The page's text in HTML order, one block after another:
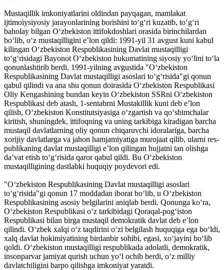
Mustaqillik imkoniyatlarini oldindan payqagan, mamlakat
ijtimoiysiyosiy jarayonlarining borishini toʻgʻri kuzatib, toʻgʻri
baholay bilgan Oʻzbekiston ittifokdoshlari orasida birinchilardan
boʻlib, oʻz mustaqilligini eʼlon qildi: 1991-yil 31 avgust kuni kabul
kilingan Oʻzbekiston Respublikasining Davlat mustaqilligi
toʻgʻrisidagi Bayonot Oʻzbekiston hukumatining siyosiy yoʻlini toʻla
qonunlashtirib berdi. 1991-yilning avgustida "Oʻzbekiston
Respublikasining Davlat mustaqilligi asoslari toʻgʻrisida"gi qonun
qabul qilindi va ana shu qonun doirasida Oʻzbekiston Respublikasi
Oliy Kengashining bundan keyin Oʻzbekiston SSRni Oʻzbekiston
Respublikasi deb atash, 1-sentabrni Mustakillik kuni deb eʼlon
qilish, Oʻzbekiston Konstitutsiyasiga oʻzgartish va qoʻshimchalar
kiritish, shuningdek, ittifoqning va uning tarkibiga kiradigan barcha
mustaqil davlatlarning oliy qonun chiqaruvchi idoralariga, barcha
xorijiy davlatlarga va jahon hamjamiyatiga murojaat qilib, ularni res-
publikaning davlat mustaqilligi eʼlon qilingan hujjatni tan olishga
daʼvat etish toʻgʻrisida qaror qabul qildi. Bu Oʻzbekiston
mustaqilligining dastlabki huquqiy poydevori edi.
"Oʻzbekiston Respublikasining Davlat mustaqilligi asoslari
toʻgʻrisida"gi qonun 17 moddadan iborat boʻlib, u Oʻzbekiston
Respublikasining asosiy belgilarini aniqlab berdi. Qonunga koʻra,
Oʻzbekiston Respublikasi oʻz tarkibidagi Qoraqal-pogʻiston
Respublikasi bilan birga mustaqil demokratik davlat deb eʼlon
qilindi. Oʻzbek xalqi oʻz taqdirini oʻzi belgilash huquqiga ega boʻldi,
xalq davlat hokimiyatining birdanbir sohibi, egasi, xoʻjayini boʻlib
qoldi. Oʻzbekiston mustaqilligi respublikada adolatli, demokratik,
insonparvar jamiyat qurish uchun yoʻl ochib berdi, oʻz milliy
davlatchiligini barpo qilishga imkoniyat yaratdi.